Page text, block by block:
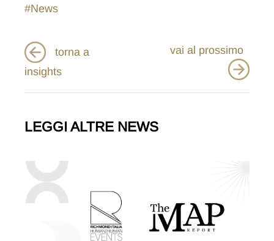
#News
torna a
insights
vai al prossimo
LEGGI ALTRE NEWS